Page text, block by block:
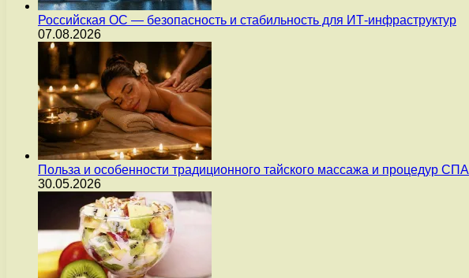
Российская ОС — безопасность и стабильность для ИТ-инфраструктур
07.08.2026
Польза и особенности традиционного тайского массажа и процедур СПА
30.05.2026